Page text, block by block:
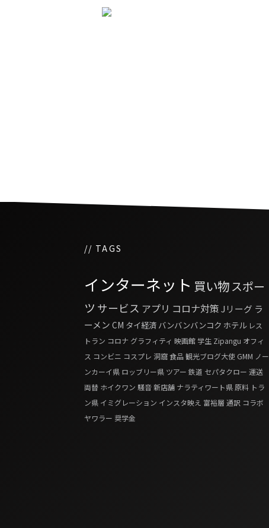
// TAGS
インターネット 買い物スポー
ツ サービス アプリ コロナ対策Jリーグ ラ
ーメン CM タイ経済 バンバンバンコク ホテル レス
トラン コロナ グラフィティ 映画館 学生 Zipangu オフィ
ス コンビニ コスプレ 洞窟食品観光ブログ大使 GMM ノー
ンカーイ県 ロッブリー県 ツアー 鉄道 セパタクロー 運送
両替 ホイクワン 騒音新店舗 ナラティワート県 原料 トラ
ン県 イミグレーション インスタ映え 富裕層 通訳 コラボ
ヤワラー 奨学金